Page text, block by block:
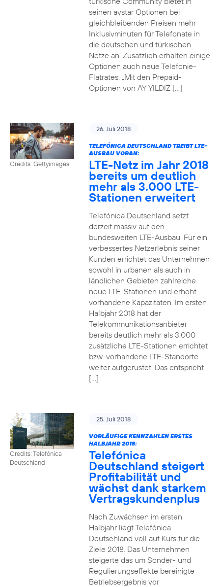
seinen aystar Optionen bei
gleichbleibenden Preisen mehr
Inklusivminuten für Telefonate in
die deutschen und türkischen
Netze an. Zusätzlich erhalten einige
Optionen auch neue Telefonie-
Flatrates. „Mit den Prepaid-
Optionen von AY YILDIZ […]
Credits: Gettyimages
26. Juli 2018
TELEFÓNICA DEUTSCHLAND TREIBT LTE-
AUSBAU VORAN:
LTE-Netz im Jahr 2018
bereits um deutlich
mehr als 3.000 LTE-
Stationen erweitert
Telefónica Deutschland setzt
derzeit massiv auf den
bundesweiten LTE-Ausbau. Für ein
verbessertes Netzerlebnis seiner
Kunden errichtet das Unternehmen
sowohl in urbanen als auch in
ländlichen Gebieten zahlreiche
neue LTE-Stationen und erhöht
vorhandene Kapazitäten. Im ersten
Halbjahr 2018 hat der
Telekommunikationsanbieter
bereits deutlich mehr als 3.000
zusätzliche LTE-Stationen errichtet
bzw. vorhandene LTE-Standorte
weiter aufgerüstet. Das entspricht
[…]
Credits: Telefónica
Deutschland
25. Juli 2018
VORLÄUFIGE KENNZAHLEN ERSTES
HALBJAHR 2018:
Telefónica
Deutschland steigert
Profitabilität und
wächst dank starkem
Vertragskundenplus
Nach Zuwächsen im ersten
Halbjahr liegt Telefónica
Deutschland voll auf Kurs für die
Ziele 2018. Das Unternehmen
steigerte das um Sonder- und
Regulierungseffekte bereinigte
Betriebsergebnis vor